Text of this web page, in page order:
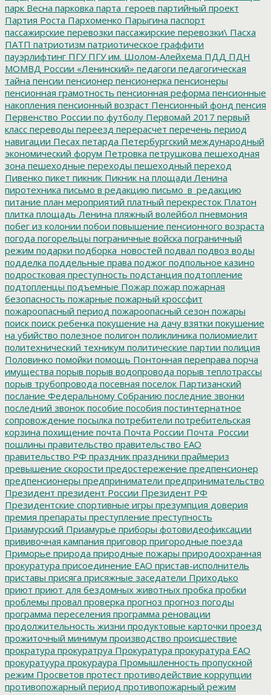
парк Весна парковка парта_героев партийный проект
Партия Роста Пархоменко Парыгина паспорт
пассажирские перевозки пассажирские перевозки\ Пасха
ПАТП патриотизм патриотическое граффити
пауэрлифтинг ПГУПГУ им. Шолом-Алейхема ПДД ПДН
МОМВД России «Ленинский» педагоги педагогическая
тайна пенсии пенсионер пенсионерка пенсионеры
пенсионная грамотность пенсионная реформа пенсионные
накопления пенсионный возраст Пенсионный фонд пенсия
Первенство России по футболу Первомай 2017 первый
класс переводы переезд перерасчет перечень период
навигации Песах петарда Петербургский международный
экономический форум Петровка петрушкова пешеходная
зона пешеходные переходы пешеходный переход
Пивенко пикет пикник Пикник на площади Ленина
пиротехника письмо в редакцию письмо_в_редакцию
питание план мероприятий платный перекресток Платон
плитка площадь Ленина пляжный волейбол пневмония
побег из колонии побои повышение пенсионного возраста
погода погорельцы пограничные войска пограничный
режим подарки подборка_новостей подвал подвоз воды
подделка поддельные права поджог подпольное казино
подростковая преступность подстанция подтопление
подтопленцы подъемные Пожар пожар пожарная
безопасность пожарные пожарный кроссфит
пожароопасный период пожароопасный сезон пожары
поиск поиск ребенка покушение на дачу взятки покушение
на убийство полезное полигон поликлиника полиомиелит
политехнический техникум политические партии полиция
Половинко помойки помощь Понтонная переправа порча
имущества порыв порыв водопровода порыв теплотрассы
порыв трубопровода посевная поселок Партизанский
послание Федеральному Собранию последние звонки
последний звонок пособие пособия постинтернатное
сопровождение посылка потребители потребительская
корзина похищение почта Почта России Почта_России
пошлины правительство правительство ЕАО
правительство РФ праздник праздники праймериз
превышение скорости предостережение предпенсионер
предпенсионеры предприниматели предпринимательство
Президент президент России Президент РФ
Президентские спортивные игры презумпция доверия
премия препараты преступление преступность
Приамурский Приамурье приборы фотовидеофиксации
прививочная кампания приговор пригородные поезда
Приморье природа природные пожары природоохранная
прокуратура присоединение ЕАО пристав-исполнитель
приставы присяга присяжные заседатели Приходько
приют приют для бездомных животных пробка пробки
проблемы провал проверка прогноз прогноз погоды
программа переселения программа реновации
продолжительность жизни продуктовые карточки проезд
прожиточный минимум производство происшествие
прократура прокуратруа Прокуратура прокуратура ЕАО
прокуратуура прокураура Промышленность пропускной
режим Просветов протест противодействие коррупции
противопожарный период противопожарный режим